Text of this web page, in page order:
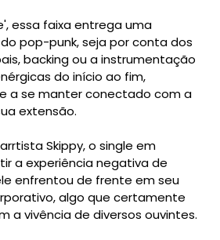
essa faixa entrega uma
pop-punk, seja por conta dos
backing ou a instrumentação
do início ao fim,
a se manter conectado com a
extensão.
Skippy, o single em
a experiência negativa de
enfrentou de frente em seu
algo que certamente
a vivência de diversos ouvintes.